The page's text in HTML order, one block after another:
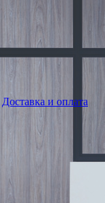
Доставка и оплата